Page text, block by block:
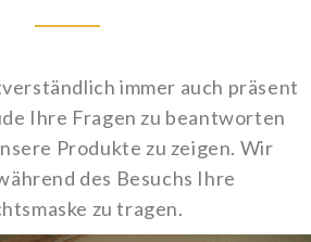
immer auch präsent
Ihre Fragen zu beantworten
Produkte zu zeigen. Wir
des Besuchs Ihre
zu tragen.